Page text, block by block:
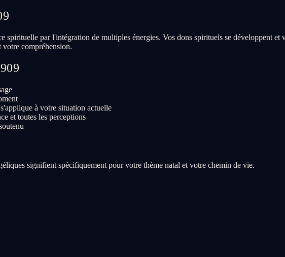
spirituelle par l'intégration de multiples énergies. Vos dons spirituels se développent
votre compréhension.
à votre situation actuelle
et toutes les perceptions
signifient spécifiquement pour votre thème natal et votre chemin de vie.